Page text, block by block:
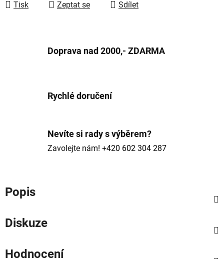
Tisk Zeptat se Sdílet
Doprava nad 2000,- ZDARMA
Rychlé doručení
Nevíte si rady s výběrem?
Zavolejte nám! +420 602 304 287
Popis
Diskuze
Hodnocení